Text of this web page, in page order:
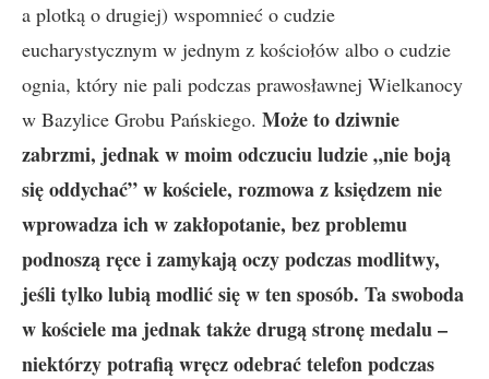
a plotką o drugiej) wspomnieć o cudzie
eucharystycznym w jednym z kościołów albo o cudzie
ognia, który nie pali podczas prawosławnej Wielkanocy
w Bazylice Grobu Pańskiego. Może to dziwnie
zabrzmi, jednak w moim odczuciu ludzie „nie boją
się oddychać” w kościele, rozmowa z księdzem nie
wprowadza ich w zakłopotanie, bez problemu
podnoszą ręce i zamykają oczy podczas modlitwy,
jeśli tylko lubią modlić się w ten sposób. Ta swoboda
w kościele ma jednak także drugą stronę medalu –
niektórzy potrafią wręcz odebrać telefon podczas